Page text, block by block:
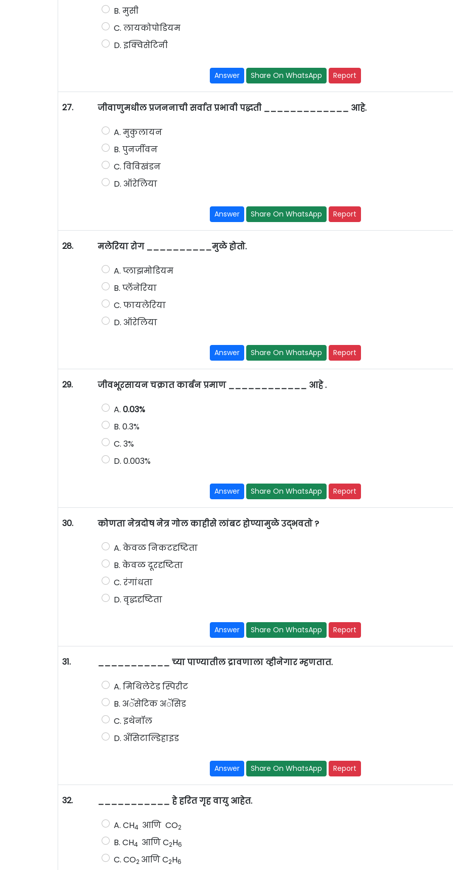
B. मुसी
C. लायकोपोडियम
D. इक्विसेटिनी
Answer Share On WhatsApp Report
27. जीवाणुमधील प्रजननाची सर्वात प्रभावी पद्धती _____________ आहे.
A. मुकुलायन
B. पुनर्जीवन
C. विविखंडन
D. ऑरेलिया
Answer Share On WhatsApp Report
28. मलेरिया रोग __________मुळे होतो.
A. प्लाझमोडियम
B. प्लॅनेरिया
C. फायलेरिया
D. ऑरेलिया
Answer Share On WhatsApp Report
29. जीवभूरसायन चक्रात कार्बन प्रमाण ____________ आहे .
A. 0.03%
B. 0.3%
C. 3%
D. 0.003%
Answer Share On WhatsApp Report
30. कोणता नेत्रदोष नेत्र गोल काहीसे लांबट होण्यामुळे उद्भवतो ?
A. केवळ निकटदृष्टिता
B. केवळ दूरदृष्टिता
C. रंगांधता
D. वृद्धदृष्टिता
Answer Share On WhatsApp Report
31. ___________ च्या पाण्यातील द्रावणाला व्हीनेगार म्हणतात.
A. मिथिलेटेड स्पिरीट
B. अॅसेटिक अॅसिड
C. इथेनॉल
D. अँसिटाल्डिहाइड
Answer Share On WhatsApp Report
32. ___________ हे हरित गृह वायु आहेत.
A. CH4 आणि CO2
B. CH4 आणि C2H6
C. CO2 आणि C2H6